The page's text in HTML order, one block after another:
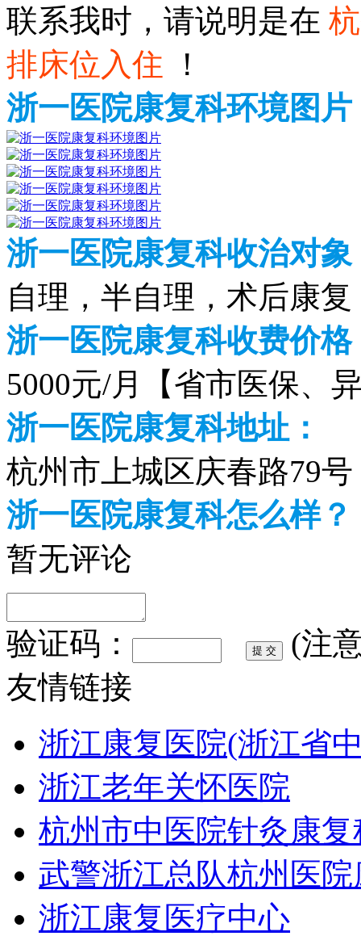
联系我时，请说明是在
排床位入住 ！
浙一医院康复科环境图片
浙一医院康复科收治对象
自理，半自理，术后康复
浙一医院康复科收费价格
5000元/月【省市医保、
浙一医院康复科地址：
杭州市上城区庆春路79号
浙一医院康复科怎么样？
暂无评论
验证码：
(注
友情链接
浙江康复医院(浙江省
浙江老年关怀医院
杭州市中医院针灸康复
武警浙江总队杭州医
浙江康复医疗中心